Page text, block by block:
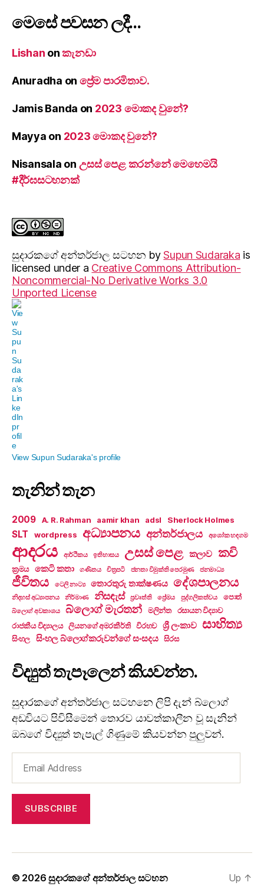
මෙසේ පවසන ලදී…
Lishan onකැනඩා
Anuradha on ප්‍රේම පාරමිතාව.
Jamis Banda on 2023 මොකද වුනේ?
Mayya on 2023 මොකද වුනේ?
Nisansala on උසස් පෙළ කරන්නේ මෙහෙමයි
#දීර්ඝසටහනක්
සුදාරක‍ගේ අන්තර්ජාල සටහන bySupun Sudaraka is
licensed under a Creative Commons Attribution-
Noncommercial-No Derivative Works 3.0
Unported License
View Supun Sudaraka's profile
තැනින් තැන
2009 A. R. Rahman aamir khan adsl Sherlock Holmes
SLT wordpress අධ්‍යාපනය අන්තර්ජාලය අශෝක හඳගම
ආදරය ආර්ථිකය ඉතිහාසය උසස් පෙළ කලාව කවි
ක්‍රමය කෙටි කතා ගණිතය චිත්‍රපටි ජනතා විමුක්ති පෙරමුණ ජනමාධ්‍ය
ජීවිතය ටෙලි නාට්‍ය තොරතුරු තාක්ෂණය දේශපාලනය
නිදහස් අධ්‍යාපනය නිර්මාණ නිසඳැස් ප්‍රවෘත්ති ප්‍රේමය පුද්ගලිකත්වය පොත්
බ්ලොග් අවකාශය බ්ලොග් මැරතන් මලින්ත
රසායන විද්‍යාව
රාජකීය විද්‍යාලය
ලියනගේ අමරකීර්ති විරහව ශ්‍රී ලංකාව සාහිත්‍ය
සිංහල සිංහල බ්ලොග්කරුවන්ගේ සංසදය සිරස
විද්‍යුත් තැපෑලෙන් කියවන්න.
සුදාරකගේ අන්තර්ජාල සටහනෙ ලිපි දැන් බ්ලොග්
අඩවියට පිවිසීමෙන් තොරව යාවත්කාලීන වූ සැනින්
ඔබගේ විද්‍යුත් තැපැල් ගිණුමේ කියවන්න පුලුවන්.
Address
SUBSCRIBE
© 2026සුදාරකගේ අන්තර්ජාල සටහන Up ↑